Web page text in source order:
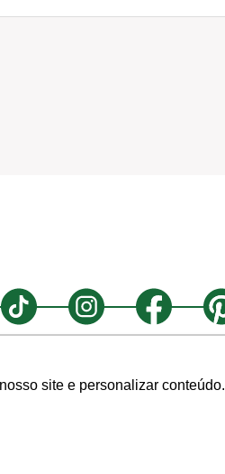
site e personalizar conteúdo.